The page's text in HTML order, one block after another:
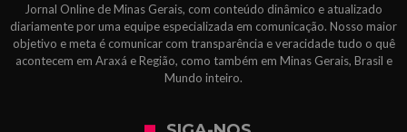
Jornal Online de Minas Gerais, com conteúdo dinâmico e atualizado
diariamente por uma equipe especializada em comunicação. Nosso maior
objetivo e meta é comunicar com transparência e veracidade tudo o quê
acontecem em Araxá e Região, como também em Minas Gerais, Brasil e
Mundo inteiro.